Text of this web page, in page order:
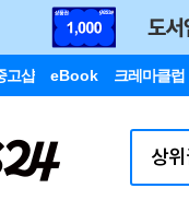
고샵 eBook 크레마클럽